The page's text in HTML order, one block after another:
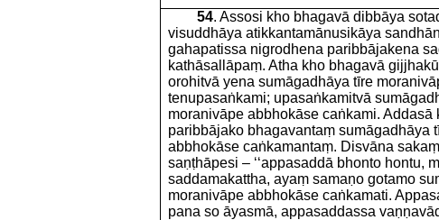
54. Assosi kho bhagavā dibbāya
visuddhāya atikkantamānusikāya
gahapatissa nigrodhena paribbājakena
kathāsallāpaṃ. Atha kho bhagavā
orohitvā yena sumāgadhāya tīre
tenupasaṅkami; upasaṅkamitvā
moranivāpe abbhokāse caṅkami. Addasā
paribbājako bhagavantaṃ sumāgadhāya
abbhokāse caṅkamantaṃ. Disvāna
saṇṭhāpesi – ‘‘appasaddā bhonto hontu,
saddamakattha, ayaṃ samaṇo gotamo
moranivāpe abbhokāse caṅkamati.
pana so āyasmā, appasaddassa